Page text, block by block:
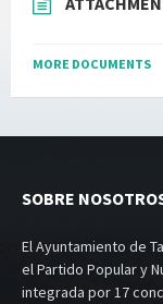
MORE DOCUMENTS
SOBRE
El Ayuntamiento de
el Partido Popular y
integrada por 17